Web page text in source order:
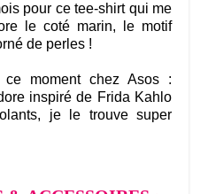
pour ce tee-shirt qui me
le coté marin, le motif
de perles !
moment chez Asos :
inspiré de Frida Kahlo
je le trouve super